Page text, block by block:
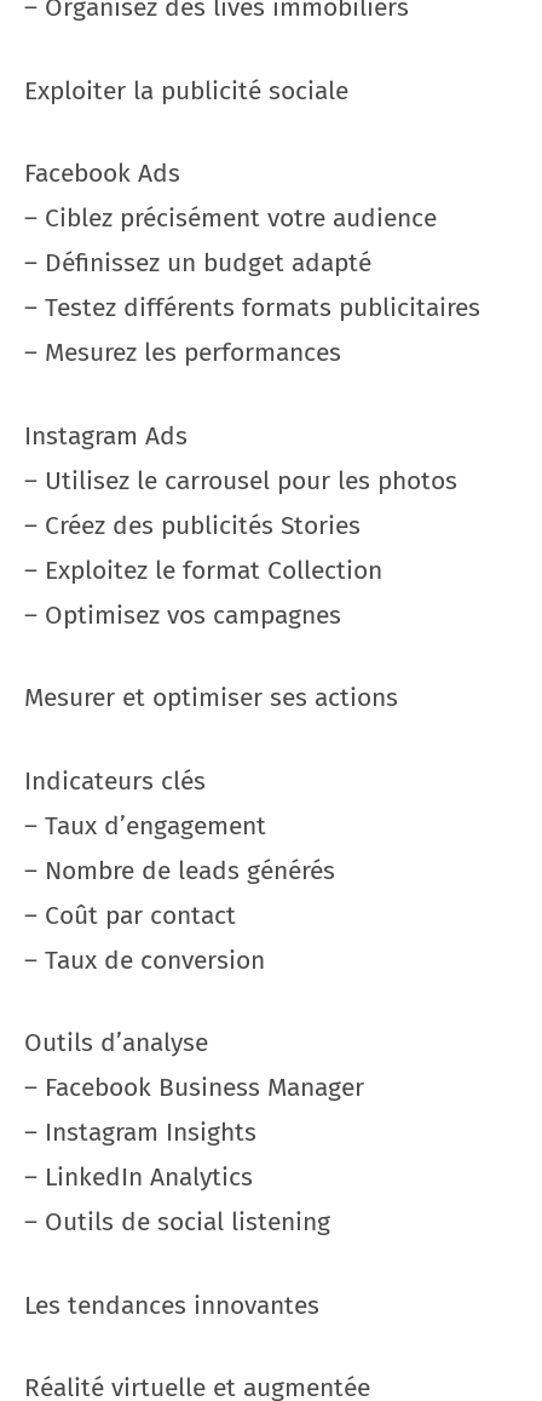
– Organisez des lives immobiliers
Exploiter la publicité sociale
Facebook Ads
– Ciblez précisément votre audience
– Définissez un budget adapté
– Testez différents formats publicitaires
– Mesurez les performances
Instagram Ads
– Utilisez le carrousel pour les photos
– Créez des publicités Stories
– Exploitez le format Collection
– Optimisez vos campagnes
Mesurer et optimiser ses actions
Indicateurs clés
– Taux d’engagement
– Nombre de leads générés
– Coût par contact
– Taux de conversion
Outils d’analyse
– Facebook Business Manager
– Instagram Insights
– LinkedIn Analytics
– Outils de social listening
Les tendances innovantes
Réalité virtuelle et augmentée